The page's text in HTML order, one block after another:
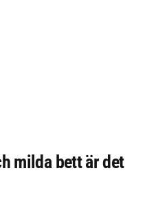
milda bett är det